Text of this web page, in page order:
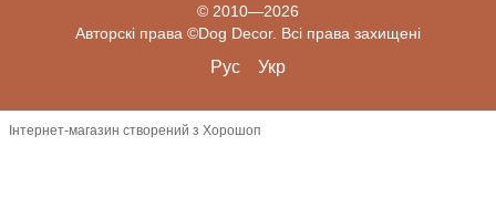
© 2010—2026
Авторскі права ©Dog Decor. Всі права захищені
Рус Укр
Інтернет-магазин створений з Хорошоп